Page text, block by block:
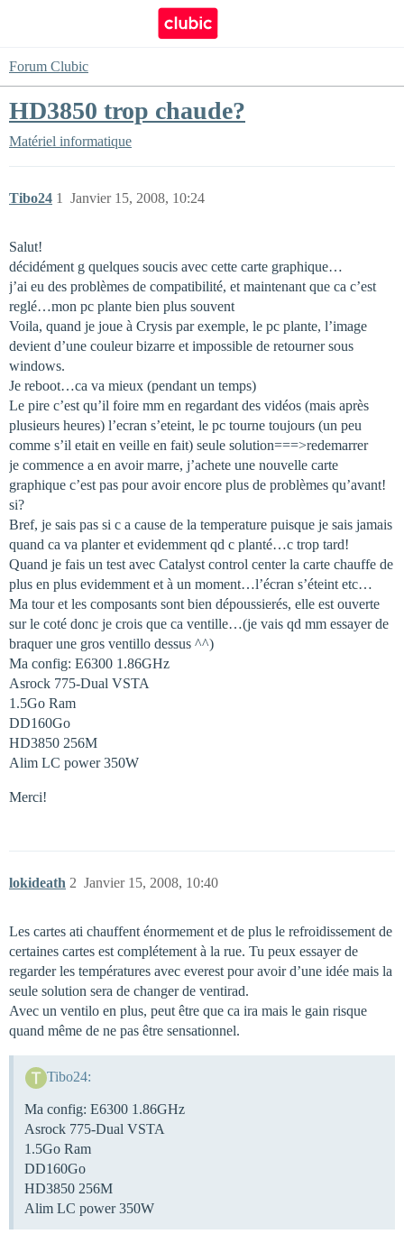
Forum Clubic
HD3850 trop chaude?
Matériel informatique
Tibo24 Janvier 15, 2008, 10:24
1
Salut!
décidément g quelques soucis avec cette carte graphique…
j’ai eu des problèmes de compatibilité, et maintenant que ca c’est
reglé…mon pc plante bien plus souvent
Voila, quand je joue à Crysis par exemple, le pc plante, l’image
devient d’une couleur bizarre et impossible de retourner sous
windows.
Je reboot…ca va mieux (pendant un temps)
Le pire c’est qu’il foire mm en regardant des vidéos (mais après
plusieurs heures) l’ecran s’eteint, le pc tourne toujours (un peu
comme s’il etait en veille en fait) seule solution===>redemarrer
je commence a en avoir marre, j’achete une nouvelle carte
graphique c’est pas pour avoir encore plus de problèmes qu’avant!
si?
Bref, je sais pas si c a cause de la temperature puisque je sais jamais
quand ca va planter et evidemment qd c planté…c trop tard!
Quand je fais un test avec Catalyst control center la carte chauffe de
plus en plus evidemment et à un moment…l’écran s’éteint etc…
Ma tour et les composants sont bien dépoussierés, elle est ouverte
sur le coté donc je crois que ca ventille…(je vais qd mm essayer de
braquer une gros ventillo dessus ^^)
Ma config: E6300 1.86GHz
Asrock 775-Dual VSTA
1.5Go Ram
DD160Go
HD3850 256M
Alim LC power 350W
Merci!
lokideath Janvier 15, 2008, 10:40
2
Les cartes ati chauffent énormement et de plus le refroidissement de
certaines cartes est complétement à la rue. Tu peux essayer de
regarder les températures avec everest pour avoir d’une idée mais la
seule solution sera de changer de ventirad.
Avec un ventilo en plus, peut être que ca ira mais le gain risque
quand même de ne pas être sensationnel.
Tibo24:
Ma config: E6300 1.86GHz
Asrock 775-Dual VSTA
1.5Go Ram
DD160Go
HD3850 256M
Alim LC power 350W